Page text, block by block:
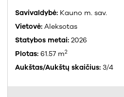
Savivaldybė: Kauno m. sav.
Vietovė: Aleksotas
Statybos metai: 2026
Plotas: 61.57 m2
Aukštas/Aukštų skaičius: 3/4